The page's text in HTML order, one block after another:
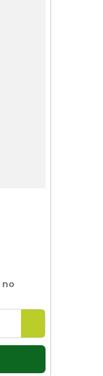
no